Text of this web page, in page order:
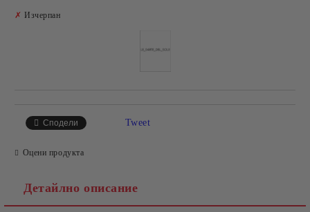
✗ Изчерпан
Сподели Tweet
Оцени продукта
Детайлно описание